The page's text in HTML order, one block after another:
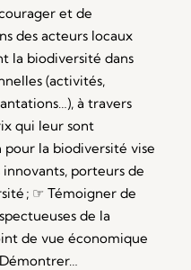
et de
des acteurs locaux
la biodiversité dans
(activités,
à travers
qui leur sont
pour la biodiversité vise
porteurs de
; ☞ Témoigner de
de la
de vue économique